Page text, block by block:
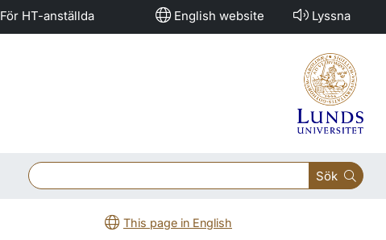
För HT-anställda English website Lyssna
Sök
This page in English